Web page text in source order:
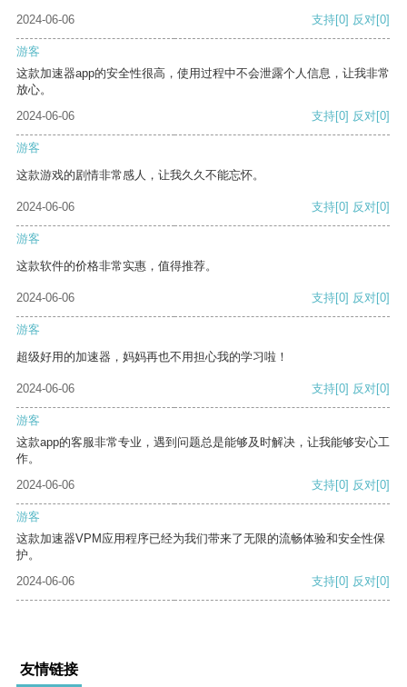
2024-06-06 支持[0] 反对[0]
游客
这款加速器app的安全性很高，使用过程中不会泄露个人信息，让我非常
放心。
2024-06-06
支持[0] 反对[0]
游客
这款游戏的剧情非常感人，让我久久不能忘怀。
2024-06-06 支持[0] 反对[0]
游客
这款软件的价格非常实惠，值得推荐。
2024-06-06 支持[0] 反对[0]
游客
超级好用的加速器，妈妈再也不用担心我的学习啦！
2024-06-06 支持[0] 反对[0]
游客
这款app的客服非常专业，遇到问题总是能够及时解决，让我能够安心工
作。
2024-06-06
支持[0] 反对[0]
游客
这款加速器VPM应用程序已经为我们带来了无限的流畅体验和安全性保
护。
2024-06-06
支持[0] 反对[0]
友情链接